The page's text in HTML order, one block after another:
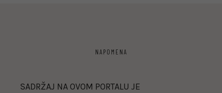
NAPOMENA
SADRŽAJ NA OVOM PORTALU JE